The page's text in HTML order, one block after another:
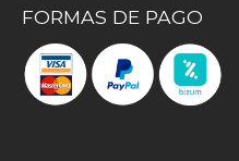
FORMAS DE PAGO